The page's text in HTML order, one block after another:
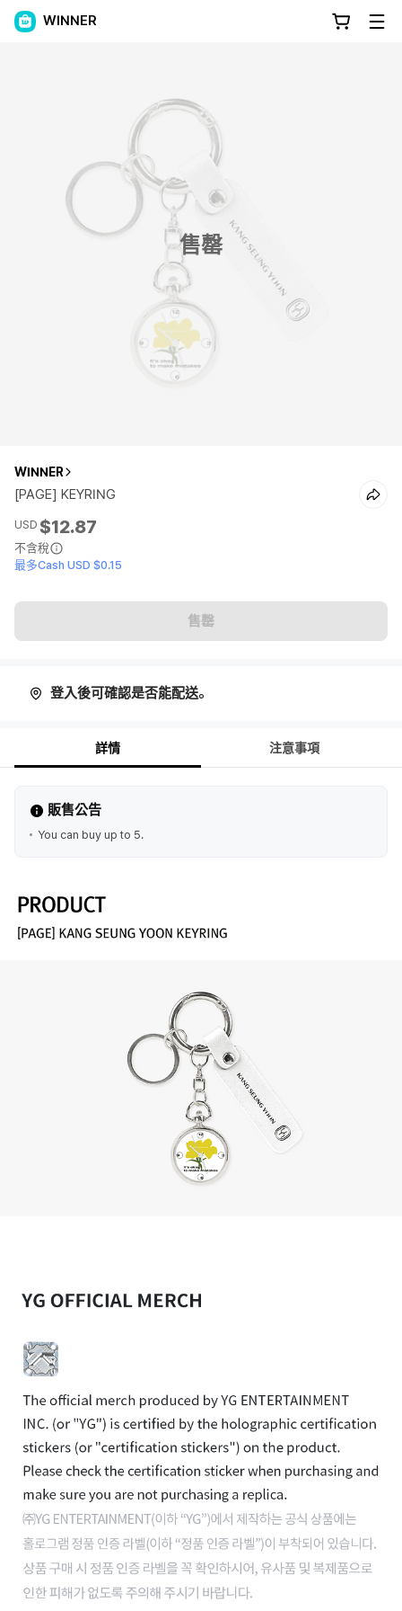
WINNER
售罄
WINNER
[PAGE] KEYRING
USD $12.87
不含稅
最多Cash USD $0.15
售罄
登入後可確認是否能配送。
詳情 注意事項
販售公告
You can buy up to 5.